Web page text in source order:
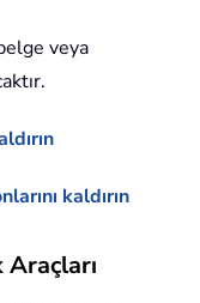
veya
kaldırın